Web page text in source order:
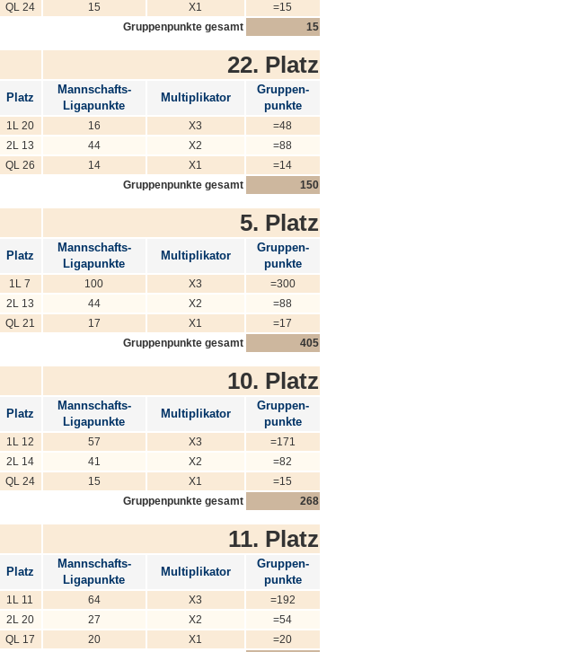
QL 24 15 X1
=15
Gruppenpunkte gesamt
15
22. Platz
Platz
Mannschafts-
Ligapunkte
Multiplikator
Gruppen-
punkte
1L 20 16 X3
=48
2L 13 44 X2
=88
QL 26 14 X1
=14
Gruppenpunkte gesamt
150
5. Platz
Platz
Mannschafts-
Ligapunkte
Multiplikator
Gruppen-
punkte
1L 7 100 X3
=300
2L 13 44 X2
=88
QL 21 17 X1
=17
Gruppenpunkte gesamt
405
10. Platz
Platz
Mannschafts-
Ligapunkte
Multiplikator
Gruppen-
punkte
1L 12 57 X3
=171
2L 14 41 X2
=82
QL 24 15 X1
=15
Gruppenpunkte gesamt
268
11. Platz
Platz
Mannschafts-
Ligapunkte
Multiplikator
Gruppen-
punkte
1L 11 64 X3
=192
2L 20 27 X2
=54
QL 17 20 X1
=20